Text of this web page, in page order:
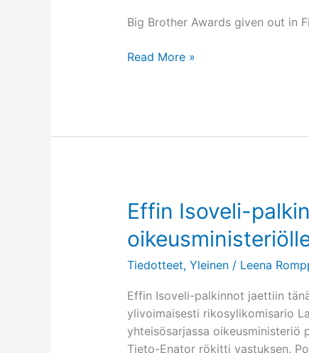
Big Brother Awards given out in
EFFI’s
of
Justice
and
TietoEnator
Read More »
Effin Isoveli-
Tiedotteet, Yleinen/ Leena
Effin Isoveli-palkinnot jaettiin
ylivoimaisesti rikosylikomisario
yhteisösarjassa
Tieto-Enator rökitti vastuksen.